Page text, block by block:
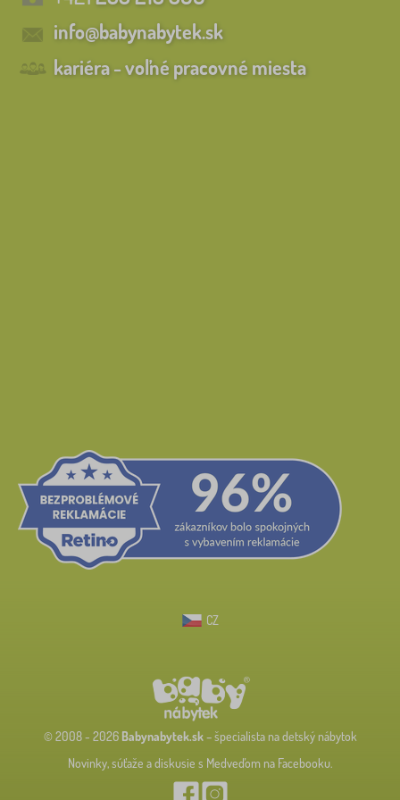
info@babynabytek.sk
kariéra - voľné pracovné miesta
CZ
© 2008 - 2026 Babynabytek.sk– špecialista na detský nábytok
Novinky, súťaže a diskusie s Medveďom na Facebooku.